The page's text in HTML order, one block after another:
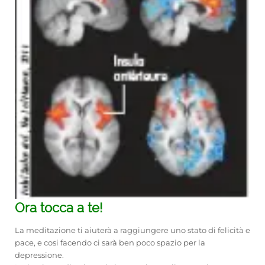
Ora tocca a te!
La meditazione ti aiuterà a raggiungere uno stato di felicità e
pace, e cosi facendo ci sarà ben poco spazio per la
depressione.